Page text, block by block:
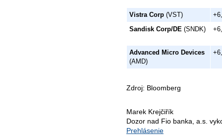
Vistra Corp (VST)
Sandisk Corp/DE (SNDK)
Advanced Micro Devices
(AMD)
Zdroj: Bloomberg
Marek Krejčiřík
Dozor nad Fio banka, a.s.
Prehlásenie